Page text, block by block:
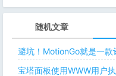
随机文章
避坑！MotionGo就是一
宝塔面板使用WWW用户